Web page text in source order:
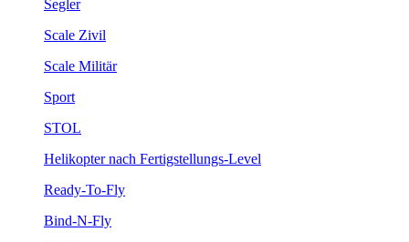
Segler
Scale Zivil
Scale Militär
Sport
STOL
Helikopter nach Fertigstellungs-Level
Ready-To-Fly
Bind-N-Fly